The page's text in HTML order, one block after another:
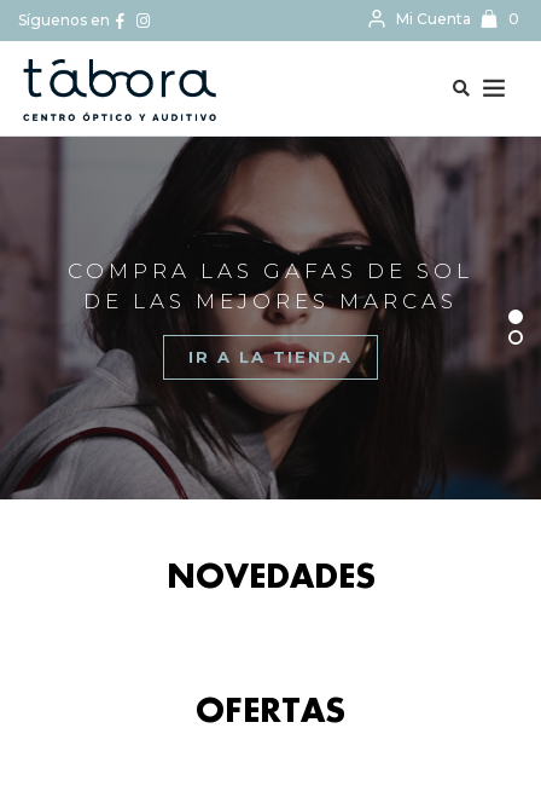
Síguenos en Mi Cuenta 0
COMPRA LAS GAFAS DE SOL
DE LAS MEJORES MARCAS
IR A LA TIENDA
NOVEDADES
OFERTAS